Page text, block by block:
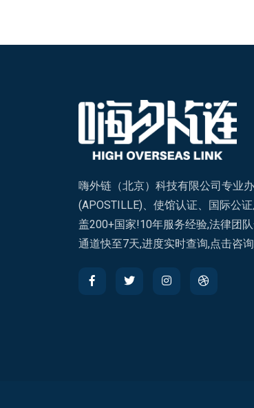
嗨外链（北京）科技有限公司专业
(APOSTILLE)、使馆认证、国际公
盖200+国家!10年服务经验,法律团
通道快至7天,进度实时查询,点击咨